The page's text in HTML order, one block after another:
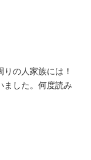
の人家族には！
ました。何度読み